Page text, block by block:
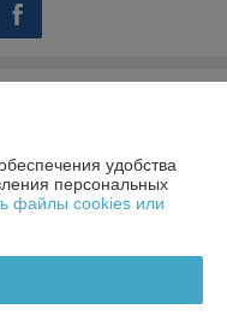
пом. 1Н
исполнительный комитет
удобства
персональных
файлы cookies или